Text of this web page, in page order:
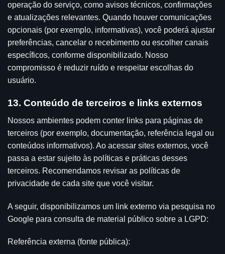
operação do serviço, como avisos técnicos, confirmações
e atualizações relevantes. Quando houver comunicações
opcionais (por exemplo, informativas), você poderá ajustar
preferências, cancelar o recebimento ou escolher canais
específicos, conforme disponibilizado. Nosso
compromisso é reduzir ruído e respeitar escolhas do
usuário.
13. Conteúdo de terceiros e links externos
Nossos ambientes podem conter links para páginas de
terceiros (por exemplo, documentação, referência legal ou
conteúdos informativos). Ao acessar sites externos, você
passa a estar sujeito às políticas e práticas desses
terceiros. Recomendamos revisar as políticas de
privacidade de cada site que você visitar.
A seguir, disponibilizamos um link externo via pesquisa no
Google para consulta de material público sobre a LGPD:
Referência externa (fonte pública):